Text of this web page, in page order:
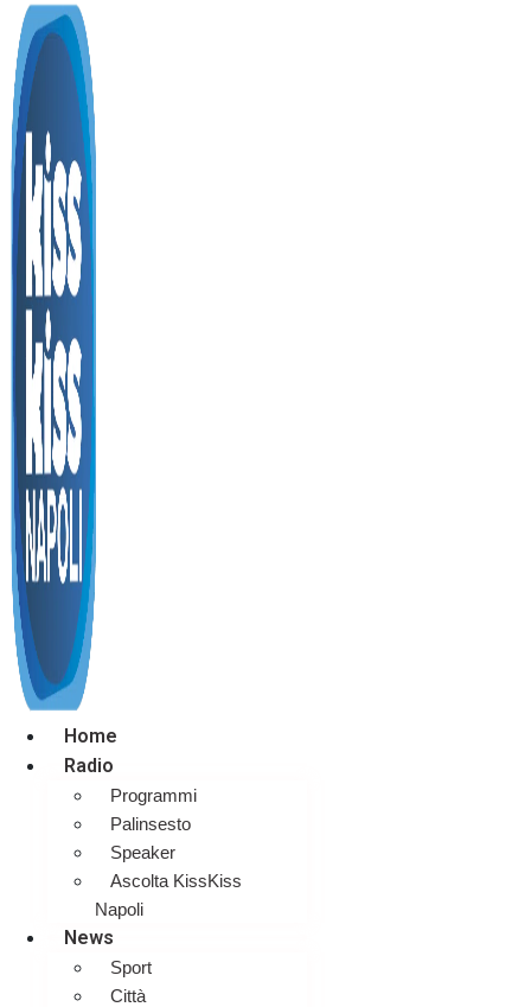
Home
Radio
Programmi
Palinsesto
Speaker
Ascolta KissKiss
Napoli
News
Sport
Città